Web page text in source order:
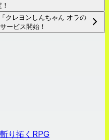
クレヨンしんちゃん オラの
ービス開始！
り拓くRPG